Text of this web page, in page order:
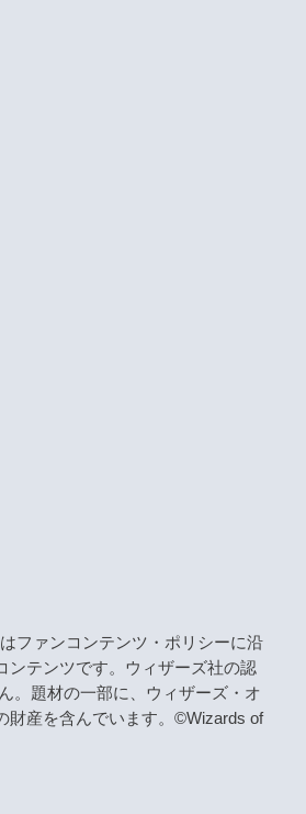
ファンコンテンツ・ポリシーに沿
ンテンツです。ウィザーズ社の認
。題材の一部に、ウィザーズ・オ
財産を含んでいます。©Wizards of